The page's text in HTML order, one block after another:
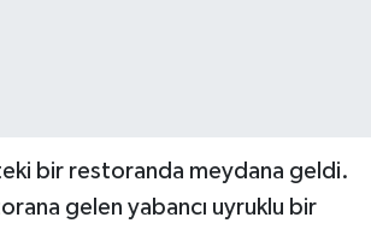
bir restoranda meydana geldi.
gelen yabancı uyruklu bir